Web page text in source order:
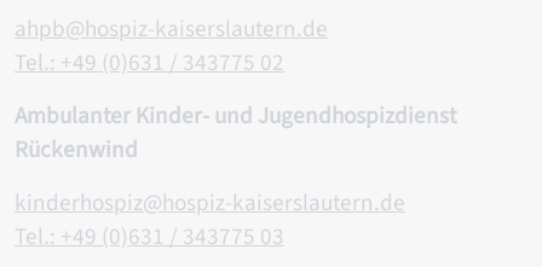
ahpb@hospiz-kaiserslautern.de
Tel.: +49 (0)631 / 343775 02
Ambulanter Kinder- und Jugendhospizdienst
Rückenwind
kinderhospiz@hospiz-kaiserslautern.de
Tel.: +49 (0)631 / 343775 03